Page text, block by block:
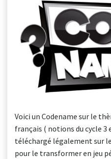
Voici un Codename sur le
français ( notions du cycle 3
téléchargé légalement sur
pour le transformer en jeu